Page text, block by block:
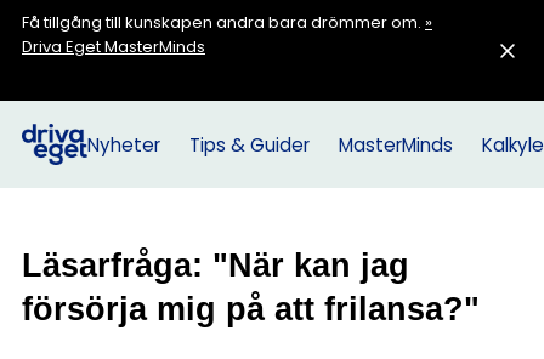
Få tillgång till kunskapen andra bara drömmer om. »
Driva Eget MasterMinds
Nyheter Tips & Guider MasterMinds
Läsarfråga: "När kan jag
försörja mig på att frilansa?"